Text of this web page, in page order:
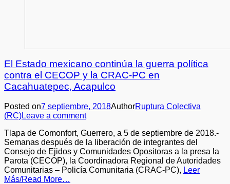
El Estado mexicano continúa la guerra política
contra el CECOP y la CRAC-PC en
Cacahuatepec, Acapulco
Posted on7 septiembre, 2018AuthorRuptura Colectiva
(RC)Leave a comment
Tlapa de Comonfort, Guerrero, a 5 de septiembre de 2018.-
Semanas después de la liberación de integrantes del
Consejo de Ejidos y Comunidades Opositoras a la presa la
Parota (CECOP), la Coordinadora Regional de Autoridades
Comunitarias – Policía Comunitaria (CRAC-PC), Leer
Más/Read More…